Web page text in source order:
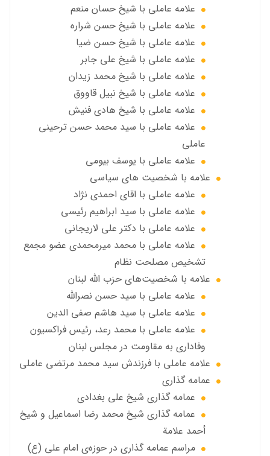
علامه عاملي با شيخ حسان منعم
علامه عاملي با شيخ حسن شراره
علامه عاملي با شيخ حسن ضيا
علامه عاملي با شيخ علي جابر
علامه عاملي با شيخ محمد زيدان
علامه عاملي با شيخ نبيل قاووق
علامه عاملي با شیخ هادی فنیش
علامه عاملي با سيد محمد حسن ترحيني
عاملي
علامه عاملي با يوسف بيومی
علامه با شخصیت های سیاسی
علامه عاملي با اقای احمدی نژاد
علامه عاملي با سید ابراهیم رئیسی
علامه عاملي با دكتر علي لاريجاني
علامه عاملي با محمد میرمحمدی عضو مجمع
تشخیص مصلحت نظام
علامه با شخصیت‌های حزب الله لبنان
علامه عاملي با سيد حسن نصرالله
علامه عاملي با سيد هاشم صفي الدين
علامه عاملي با محمد رعد، رئیس فراکسیون
وفاداری به مقاومت در مجلس لبنان
علامه عاملي با فرزندش سید محمد مرتضی عاملی
عمامه گذاری
عمامه گذاری شیخ علی بغدادی
عمامه گذاری شيخ محمد رضا اسماعيل و شيخ
أحمد علامة
مراسم عمامه گذاری در حوزه‌ی امام علی (ع)